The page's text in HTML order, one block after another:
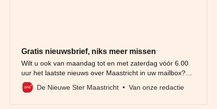
Gratis nieuwsbrief, niks meer missen
Wilt u ook van maandag tot en met zaterdag vóór 6.00
uur het laatste nieuws over Maastricht in uw mailbox?
Meld u dan gratis aan voor de nieuwbrief van De Nieuwe
Ster. Meer dan 20.000 trouwe lezers gingen u al voor.
De Nieuwe Ster Maastricht Van onze redactie